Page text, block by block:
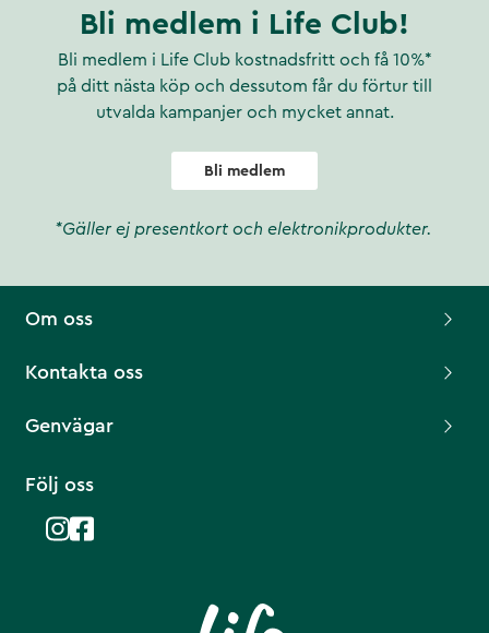
Bli medlem i Life Club!
Bli medlem i Life Club kostnadsfritt och få 10%*
på ditt nästa köp och dessutom får du förtur till
utvalda kampanjer och mycket annat.
Bli medlem
*Gäller ej presentkort och elektronikprodukter.
Om oss
Kontakta oss
Genvägar
Följ oss